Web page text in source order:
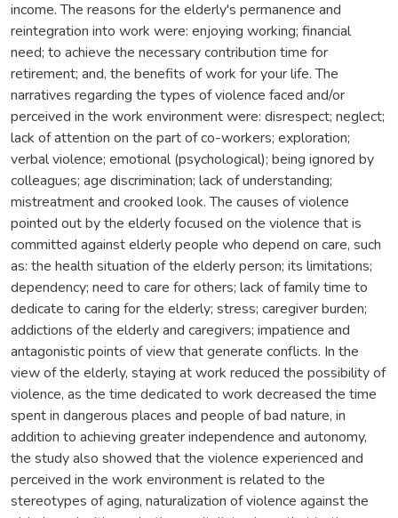
income. The reasons for the elderly's permanence and
reintegration into work were: enjoying working; financial
need; to achieve the necessary contribution time for
retirement; and, the benefits of work for your life. The
narratives regarding the types of violence faced and/or
perceived in the work environment were: disrespect; neglect;
lack of attention on the part of co-workers; exploration;
verbal violence; emotional (psychological); being ignored by
colleagues; age discrimination; lack of understanding;
mistreatment and crooked look. The causes of violence
pointed out by the elderly focused on the violence that is
committed against elderly people who depend on care, such
as: the health situation of the elderly person; its limitations;
dependency; need to care for others; lack of family time to
dedicate to caring for the elderly; stress; caregiver burden;
addictions of the elderly and caregivers; impatience and
antagonistic points of view that generate conflicts. In the
view of the elderly, staying at work reduced the possibility of
violence, as the time dedicated to work decreased the time
spent in dangerous places and people of bad nature, in
addition to achieving greater independence and autonomy,
the study also showed that the violence experienced and
perceived in the work environment is related to the
stereotypes of aging, naturalization of violence against the